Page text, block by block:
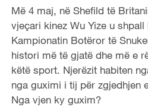
l
a
y
V
Më 4 maj, në Shefild të
vjeçari kinez Wu Yize u
Kampionatin Botëror të
histori më të gjatë dhe më e
këtë sport. Njerëzit habiten
nga guximi i tij për zgjedhjen
Nga vjen ky guxim?